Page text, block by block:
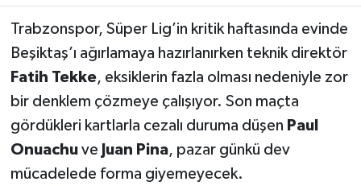
Trabzonspor, Süper Lig’in kritik haftasında evinde
Beşiktaş’ı ağırlamaya hazırlanırken teknik direktör
Fatih Tekke, eksiklerin fazla olması nedeniyle zor
bir denklem çözmeye çalışıyor. Son maçta
gördükleri kartlarla cezalı duruma düşen Paul
Onuachuve Juan Pina, pazar günkü dev
mücadelede forma giyemeyecek.
Türkiye Basketbol Ligi
Kadınlar Basketbol Ligi
Diğer Basketbol Ligleri
Formula 1